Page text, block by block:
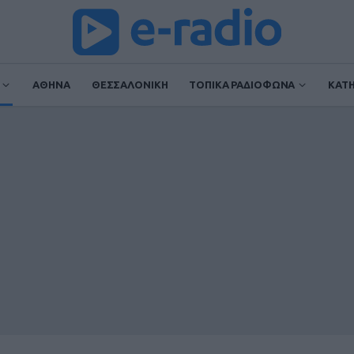
ΑΘΗΝΑ ΘΕΣΣΑΛΟΝΙΚΗ ΤΟΠΙΚΑ ΡΑΔΙΟΦΩΝΑ